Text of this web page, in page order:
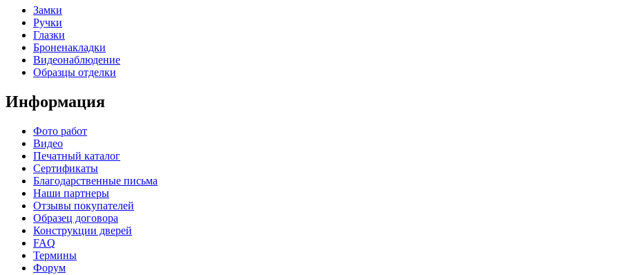
Замки
Ручки
Глазки
Броненакладки
Видеонаблюдение
Образцы отделки
Информация
Фото работ
Видео
Печатный каталог
Сертификаты
Благодарственные письма
Наши партнеры
Отзывы покупателей
Образец договора
Конструкции дверей
FAQ
Термины
Форум